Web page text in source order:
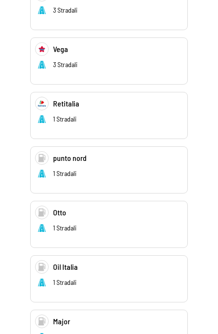
3 Stradali
Vega
3 Stradali
Retitalia
1 Stradali
punto nord
1 Stradali
Otto
1 Stradali
Oil Italia
1 Stradali
Major